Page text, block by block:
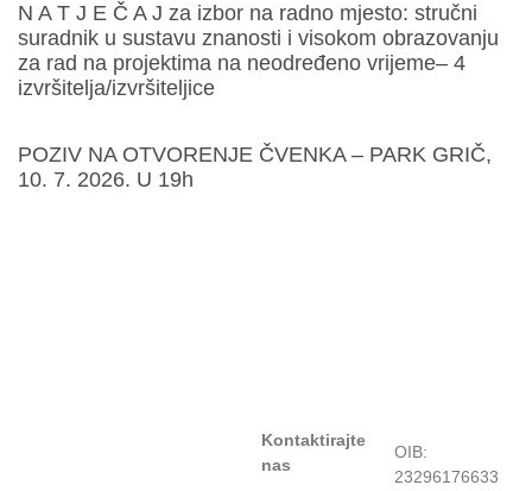
N A T J E Č A J za izbor na radno mjesto: stručni
suradnik u sustavu znanosti i visokom obrazovanju
za rad na projektima na neodređeno vrijeme– 4
izvršitelja/izvršiteljice
POZIV NA OTVORENJE ČVENKA – PARK GRIČ,
10. 7. 2026. U 19h
Kontaktirajte
nas
OIB:
23296176633